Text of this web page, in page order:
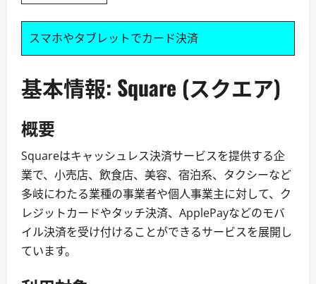
スマホやタブレットでカード決済
基本情報: Square (スクエア)
概要
Squareはキャッシュレス決済サービスを提供する企
業で、小売店、飲食店、美容、宿泊系、タクシーなど
多岐にわたる業種の事業者や個人事業主に対して、ク
レジットカードやタッチ決済、ApplePayなどのモバ
イル決済を受け付けることができるサービスを展開し
ています。